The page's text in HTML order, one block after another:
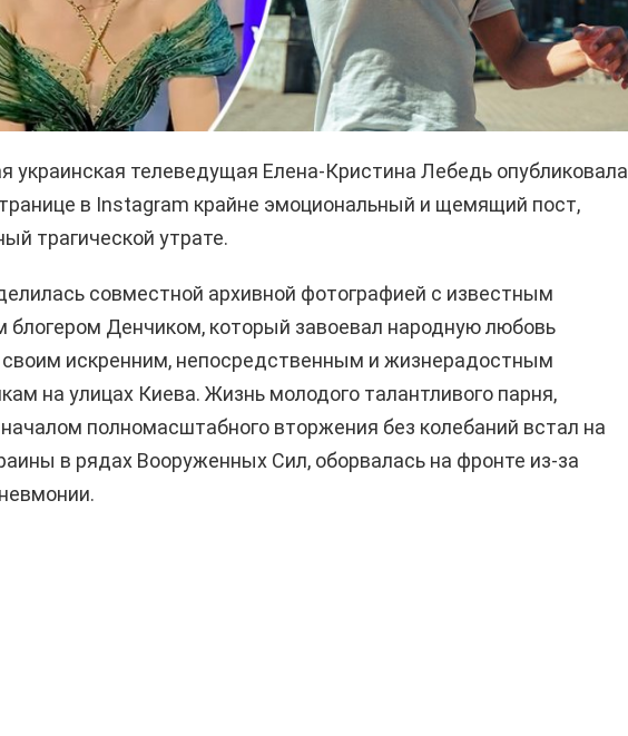
украинская телеведущая Елена-Кристина Лебедь опубликовала
в Instagram крайне эмоциональный и щемящий пост,
трагической утрате.
совместной архивной фотографией с известным
блогером Денчиком, который завоевал народную любовь
своим искренним, непосредственным и жизнерадостным
на улицах Киева. Жизнь молодого талантливого парня,
полномасштабного вторжения без колебаний встал на
в рядах Вооруженных Сил, оборвалась на фронте из-за